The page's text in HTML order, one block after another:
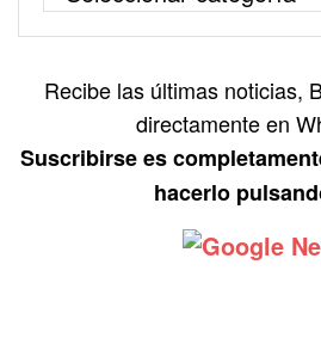
Recibe las últimas noticias,
directamente en
Suscribirse es
hacerlo